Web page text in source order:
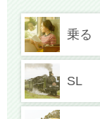
乗る
SL